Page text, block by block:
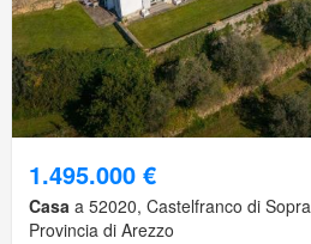
1.495.000 €
Casa a 52020, Castelfranco di
Provincia di Arezzo